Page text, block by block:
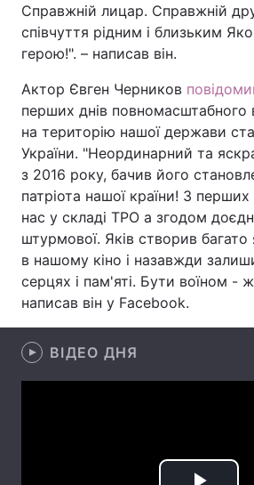
Спорт Наука
Техно і зв'язок
Зброя
Здоров'я
Цікавинки Погода
Екологія
Лонгріди
Відео з Youtube
Інтерв'ю
Справжній лицар. Справжній
співчуття рідним і близьким
герою!". – написав він.
Актор Євген Черников
перших днів повномасштабного
на територію нашої держави
України. "Неординарний та
з 2016 року, бачив його
патріота нашої країни! З
нас у складі ТРО а згодом
штурмової. Яків створив багато
в нашому кіно і назавжди
серцях і пам'яті. Бути воїном -
написав він у Facebook.
ВІДЕО ДНЯ